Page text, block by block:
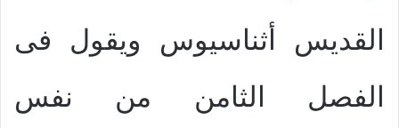
القديس أثناسيوس ويقول فى
الفصل الثامن من نفس